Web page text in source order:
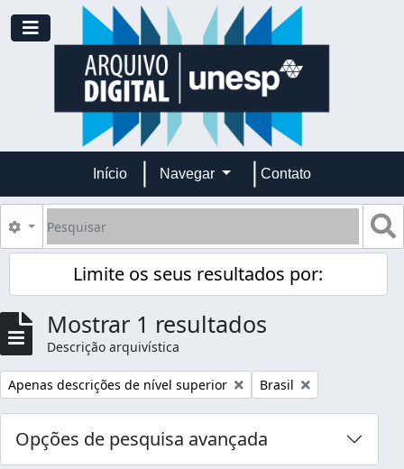
Skip to main content
Toggle navigation
Início Navegar Contato
Pesquisar
Opções de busca
Limite os seus resultados por:
Mostrar 1 resultados
Descrição arquivística
Remover filtro:
Apenas descrições de nível superior Remover filtro:
Brasil
Opções de pesquisa avançada